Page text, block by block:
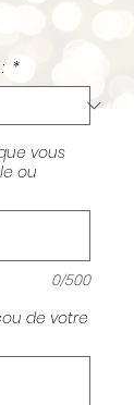
*
vous
ou
0/500
de votre